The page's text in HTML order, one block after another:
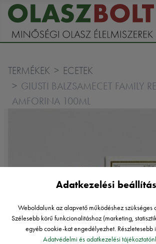
TERMÉKEK ECETEK
GIUSTI BALZSAMECET FAMILY
AMFORINA 100ML
Adatkezelési
Weboldalunk az alapvető működéshez szükséges
Szélesebb körű funkcionalitáshoz (marketing,
egyéb cookie-kat engedélyezhet. Részletesebb
Adatvédelmi és adatkezelési